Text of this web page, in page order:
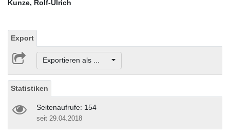
Kunze, Rolf-Ulrich
Export
Exportieren als ...
Statistiken
Seitenaufrufe: 154
seit 29.04.2018